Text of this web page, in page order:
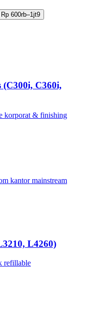
Rp 600rb–1jt9
C360i,
korporat & finishing
kantor mainstream
L4260)
refillable